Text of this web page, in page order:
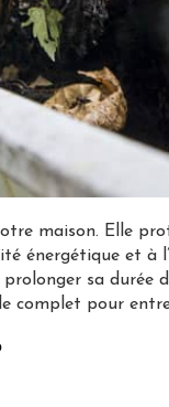
maison. Elle
énergétique et à
sa durée
complet pour